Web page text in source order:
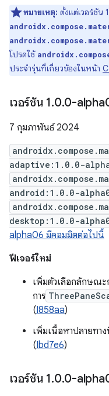
หมายเหตุ: ตั้งแต่เวอร์ชัน
โปรดใช้
ประจำรุ่นที่เกี่ยวข้องในหน้า
เวอร์ชัน 1.0.0-
7 กุมภาพันธ์ 2024
adaptive:1.0.0-
android:1.0.0-
desktop:1.0.0-
alpha06 มีคอมมิตต่อไปนี้
ฟีเจอร์ใหม่
เพิ่มตัวเลือกลักษณะ
การ
(I858aa)
เพิ่มเนื้อหาปลายทา
(Ibd7e6)
เวอร์ชัน 1.0.0-